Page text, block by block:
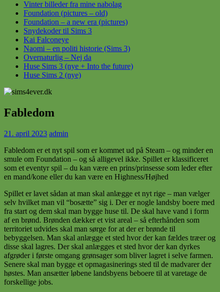
Vinter billeder fra mine nabolag
Foundation (pictures – old)
Foundation – a new era (pictures)
Snydekoder til Sims 3
Kai Falconeye
Naomi – en politi historie (Sims 3)
Overnaturlig – Nej da
Huse Sims 3 (nye + Into the future)
Huse Sims 2 (nye)
Fabledom
21. april 2023 admin
Fabledom er et nyt spil som er kommet ud på Steam – og minder en
smule om Foundation – og så alligevel ikke. Spillet er klassificeret
som et eventyr spil – du kan være en prins/prinsesse som leder efter
en mand/kone eller du kan være en Highness/Højhed
Spillet er lavet sådan at man skal anlægge et nyt rige – man vælger
selv hvilket man vil “bosætte” sig i. Der er nogle landsby boere med
fra start og dem skal man bygge huse til. De skal have vand i form
af en brønd. Brønden dækker et vist areal – så efterhånden som
territoriet udvides skal man sørge for at der er brønde til
bebyggelsen. Man skal anlægge et sted hvor der kan fældes træer og
disse skal lagres. Der skal anlægges et sted hvor der kan dyrkes
afgrøder i første omgang grønsager som bliver lagret i selve farmen.
Senere skal man bygge et opmagasinerings sted til de madvarer der
høstes. Man ansætter løbene landsbyens beboere til at varetage de
forskellige jobs.